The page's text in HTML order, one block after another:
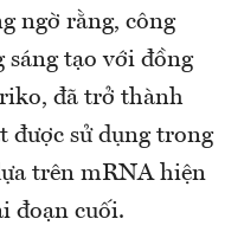
ngờ rằng, công
sáng tạo với đồng
đã trở thành
được sử dụng trong
trên mRNA hiện
đoạn cuối.